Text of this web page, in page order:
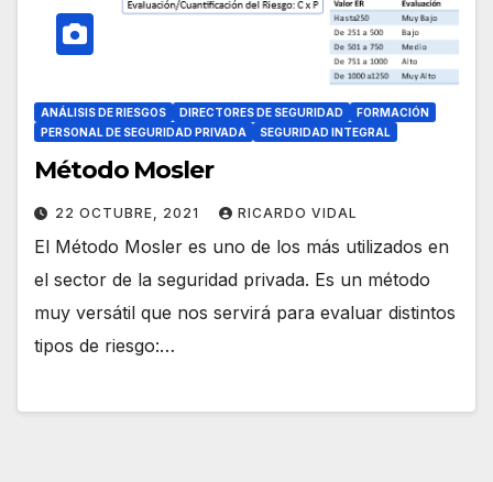
ANÁLISIS DE RIESGOS DIRECTORES DE SEGURIDAD
FORMACIÓN
PERSONAL DE SEGURIDAD PRIVADA
SEGURIDAD INTEGRAL
Método Mosler
22 OCTUBRE, 2021 RICARDO VIDAL
El Método Mosler es uno de los más utilizados en
el sector de la seguridad privada. Es un método
muy versátil que nos servirá para evaluar distintos
tipos de riesgo:…